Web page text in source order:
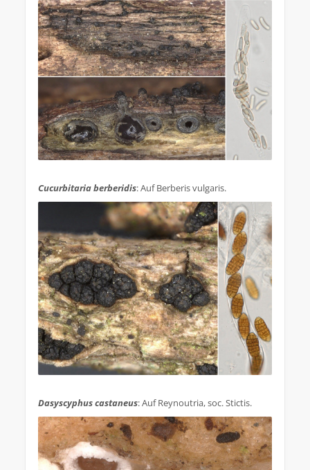
Cucurbitaria berberidis: Auf Berberis vulgaris.
Dasyscyphus castaneus: Auf Reynoutria, soc. Stictis.